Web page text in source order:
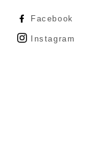
Facebook
Instagram